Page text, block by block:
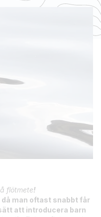
flötmete!
man oftast snabbt får
att introducera barn